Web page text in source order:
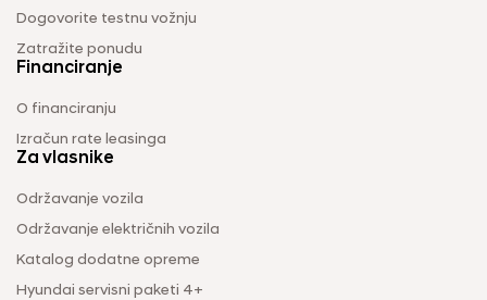
Dogovorite testnu vožnju
Zatražite ponudu
Financiranje
O financiranju
Izračun rate leasinga
Za vlasnike
Održavanje vozila
Održavanje električnih vozila
Katalog dodatne opreme
Hyundai servisni paketi 4+